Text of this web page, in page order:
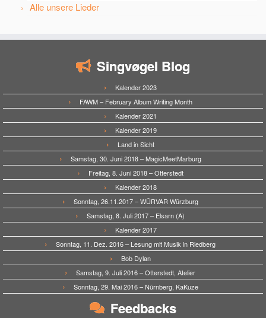
Alle unsere Lieder
Singvøgel Blog
Kalender 2023
FAWM – February Album Writing Month
Kalender 2021
Kalender 2019
Land in Sicht
Samstag, 30. Juni 2018 – MagicMeetMarburg
Freitag, 8. Juni 2018 – Otterstedt
Kalender 2018
Sonntag, 26.11.2017 – WÜRVAR Würzburg
Samstag, 8. Juli 2017 – Elsarn (A)
Kalender 2017
Sonntag, 11. Dez. 2016 – Lesung mit Musik in Riedberg
Bob Dylan
Samstag, 9. Juli 2016 – Otterstedt, Atelier
Sonntag, 29. Mai 2016 – Nürnberg, KaKuze
Feedbacks